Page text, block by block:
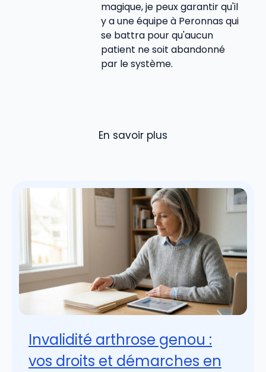
magique, je peux garantir qu'il
y a une équipe à Peronnas qui
se battra pour qu'aucun
patient ne soit abandonné
par le système.
En savoir plus
Invalidité arthrose genou :
vos droits et démarches en